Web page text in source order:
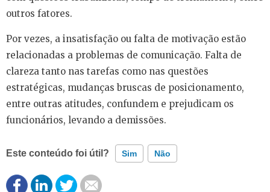
outros fatores.
Por vezes, a insatisfação ou falta de motivação estão
relacionadas a problemas de comunicação. Falta de
clareza tanto nas tarefas como nas questões
estratégicas, mudanças bruscas de posicionamento,
entre outras atitudes, confundem e prejudicam os
funcionários, levando a demissões.
Este conteúdo foi útil? Sim Não